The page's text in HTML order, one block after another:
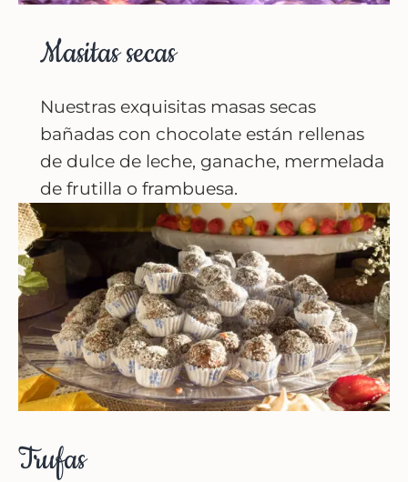
Masitas secas
Nuestras exquisitas masas secas
bañadas con chocolate están rellenas
de dulce de leche, ganache, mermelada
de frutilla o frambuesa.
Trufas